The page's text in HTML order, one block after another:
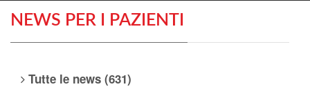
NEWS PER I PAZIENTI
Tutte le news (631)